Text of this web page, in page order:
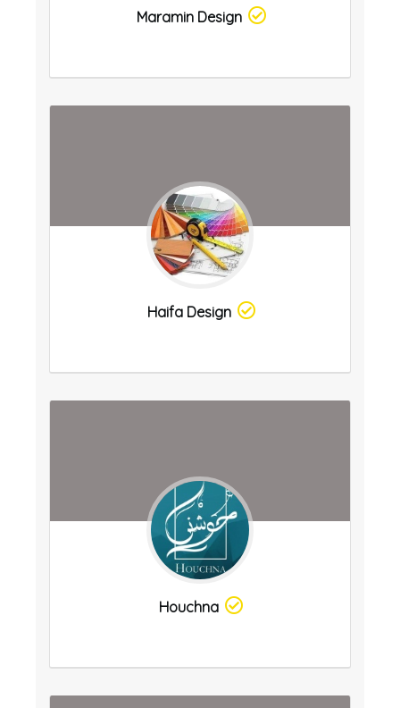
Maramin Design
Haifa Design
Houchna